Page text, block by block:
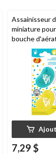
Assainisseur
miniature pour
bouche
véhiculeJelly
Duo,
Lemonade,
7,29 $